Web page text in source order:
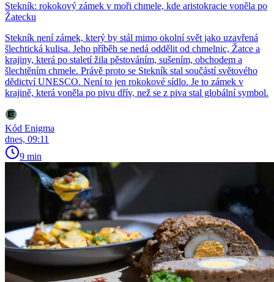
Stekník: rokokový zámek v moři chmele, kde aristokracie voněla po
Žatecku
Stekník není zámek, který by stál mimo okolní svět jako uzavřená
šlechtická kulisa. Jeho příběh se nedá oddělit od chmelnic, Žatce a
krajiny, která po staletí žila pěstováním, sušením, obchodem a
šlechtěním chmele. Právě proto se Stekník stal součástí světového
dědictví UNESCO. Není to jen rokokové sídlo. Je to zámek v
krajině, která voněla po pivu dřív, než se z piva stal globální symbol.
Kód Enigma
dnes, 09:11
9 min